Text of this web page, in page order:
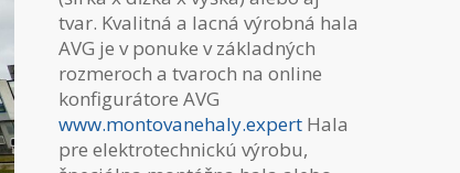
tvar. Kvalitná a lacná výrobná hala
AVG je v ponuke v základných
rozmeroch a tvaroch na online
konfigurátore AVG
www.montovanehaly.expert Hala
pre elektrotechnickú výrobu,